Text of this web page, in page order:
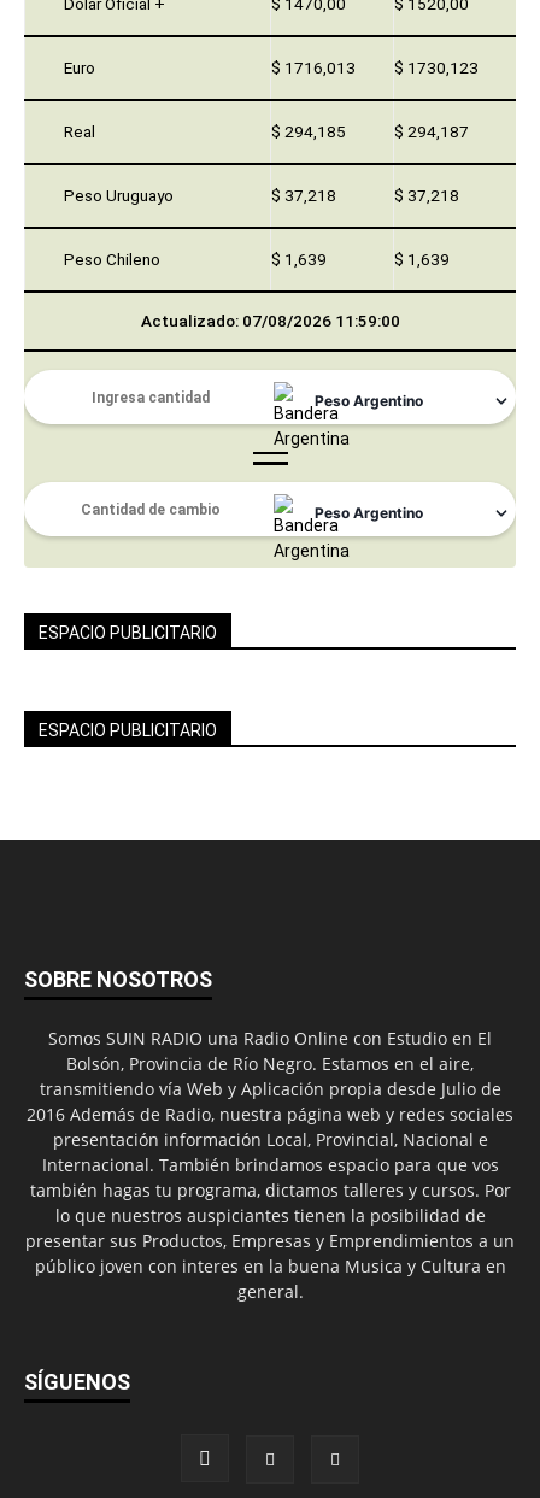
Euro $ 1716,013 $ 1730,123
Real $ 294,185 $ 294,187
Peso Uruguayo $ 37,218 $ 37,218
Peso Chileno $ 1,639 $ 1,639
Actualizado: 07/08/2026 11:59:00
ESPACIO PUBLICITARIO
ESPACIO PUBLICITARIO
SOBRE NOSOTROS
Somos SUIN RADIO una Radio Online con Estudio en El
Bolsón, Provincia de Río Negro. Estamos en el aire,
transmitiendo vía Web y Aplicación propia desde Julio de
2016 Además de Radio, nuestra página web y redes sociales
presentación información Local, Provincial, Nacional e
Internacional. También brindamos espacio para que vos
también hagas tu programa, dictamos talleres y cursos. Por
lo que nuestros auspiciantes tienen la posibilidad de
presentar sus Productos, Empresas y Emprendimientos a un
público joven con interes en la buena Musica y Cultura en
general.
SÍGUENOS